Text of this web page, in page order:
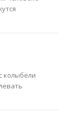
колыбели